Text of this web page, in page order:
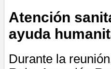
Atención
ayuda
Durante la